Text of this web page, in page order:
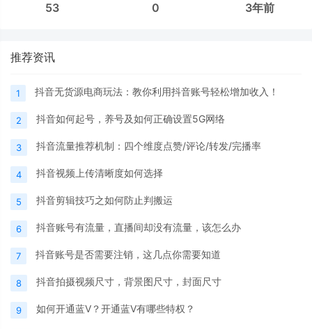
53 0 3年前
推荐资讯
1 抖音无货源电商玩法：教你利用抖音账号轻松增加收入！
2 抖音如何起号，养号及如何正确设置5G网络
3 抖音流量推荐机制：四个维度点赞/评论/转发/完播率
4 抖音视频上传清晰度如何选择
5 抖音剪辑技巧之如何防止判搬运
6 抖音账号有流量，直播间却没有流量，该怎么办
7 抖音账号是否需要注销，这几点你需要知道
8 抖音拍摄视频尺寸，背景图尺寸，封面尺寸
9 如何开通蓝V？开通蓝V有哪些特权？